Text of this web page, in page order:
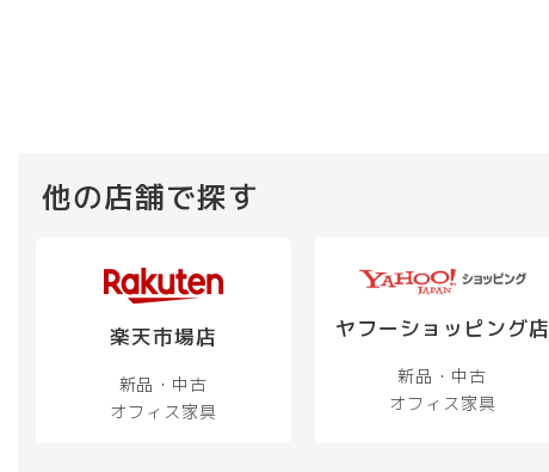
他の店舗で探す
楽天市場店
新品・中古
オフィス家具
ヤフーショッピング店
新品・中古
オフィス家具